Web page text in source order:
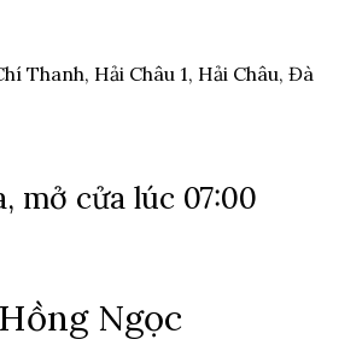
Thanh, Hải Châu 1, Hải Châu, Đà
mở cửa lúc 07:00
Ngọc